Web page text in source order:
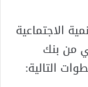
الاجتماعية
من بنك
التالية: